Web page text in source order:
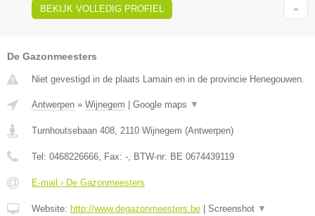
BEKIJK VOLLEDIG PROFIEL
De Gazonmeesters
Niet gevestigd in de plaats Lamain en in de provincie Henegouwen.
Antwerpen » Wijnegem Google maps ▼
Turnhoutsebaan 408 2110 Wijnegem (Antwerpen)
Tel: 0468226666 , Fax: - , BTW-nr: BE 0674439119
E-mail › De Gazonmeesters
Website: http://www.degazonmeesters.be Screenshot ▼